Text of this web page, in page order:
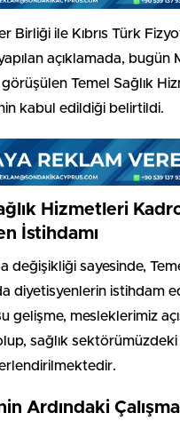
Birliği ile Kıbrıs Türk
açıklamada, bugün
görüşülen Temel Sağlık
kabul edildiği belirtildi.
Hizmetleri
İstihdamı
değişikliği sayesinde,
diyetisyenlerin istihdam
gelişme, mesleklerimiz
sağlık
Ardındaki